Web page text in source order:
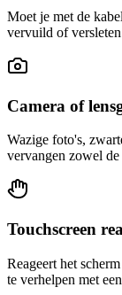
Moet je met de
vervuild of
Camera of
Wazige foto's,
vervangen zowel de
Touchscreen
Reageert het
te verhelpen met